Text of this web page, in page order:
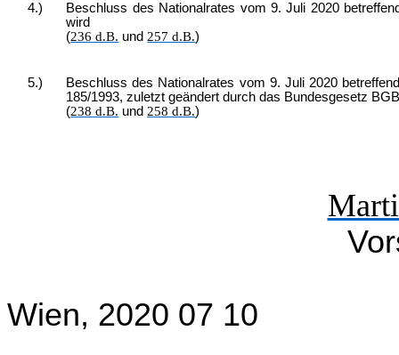
4.)
Beschluss des Nationalrates vom 9. Juli 2020
wird
(236 d.B. und 257 d.B.)
5.)
Beschluss des Nationalrates vom 9. Juli 2020
185/1993, zuletzt geändert durch das Bundesgesetz
(238 d.B. und 258 d.B.)
Wien, 2020 07 10